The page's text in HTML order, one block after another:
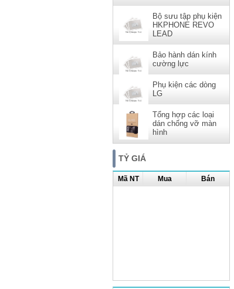
Bộ sưu tập phụ kiện
HKPHONE REVO
LEAD
Bảo hành dán kính
cường lực
Phụ kiện các dòng
LG
Tổng hợp các loại
dán chống vỡ màn
hình
TỶ GIÁ
Mã NT Mua Bán